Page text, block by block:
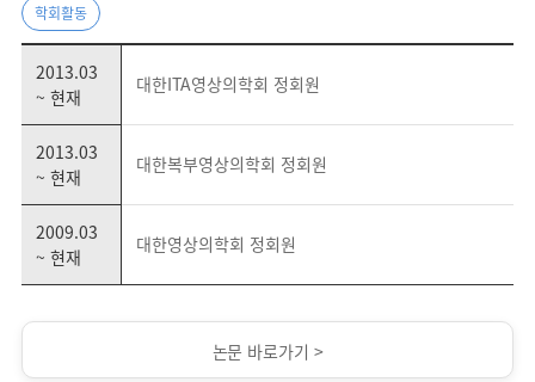
학회활동
2013.03
~ 현재
대한ITA영상의학회 정회원
2013.03
~ 현재
대한복부영상의학회 정회원
2009.03
~ 현재
대한영상의학회 정회원
논문 바로가기 >